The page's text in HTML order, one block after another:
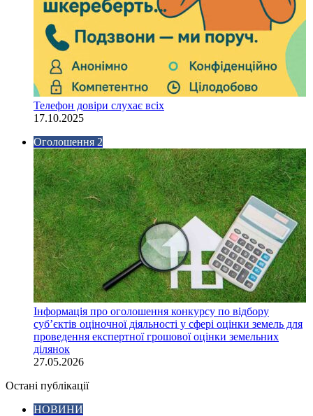
Телефон довіри слухає всіх
17.10.2025
Оголошення 2
Інформація про оголошення конкурсу по відбору
суб’єктів оціночної діяльності у сфері оцінки земель для
проведення експертної грошової оцінки земельних
ділянок
27.05.2026
Остані публікації
НОВИНИ